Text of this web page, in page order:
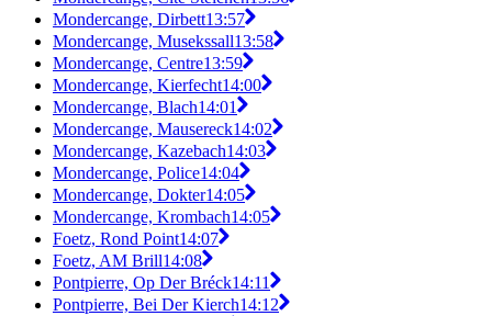
Mondercange, Dirbett13:57
Mondercange, Musekssall13:58
Mondercange, Centre13:59
Mondercange, Kierfecht14:00
Mondercange, Blach14:01
Mondercange, Mausereck14:02
Mondercange, Kazebach14:03
Mondercange, Police14:04
Mondercange, Dokter14:05
Mondercange, Krombach14:05
Foetz, Rond Point14:07
Foetz, AM Brill14:08
Pontpierre, Op Der Bréck14:11
Pontpierre, Bei Der Kierch14:12